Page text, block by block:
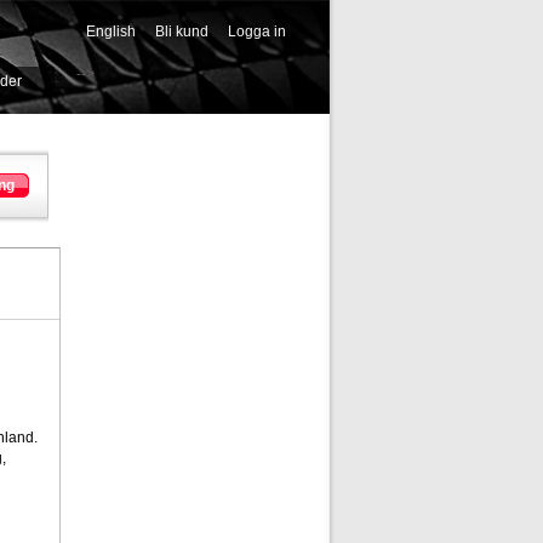
English Bli kund Logga in
-->